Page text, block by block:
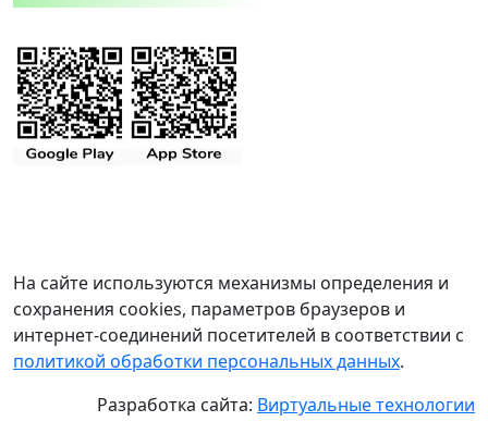
На сайте используются механизмы определения и
сохранения cookies, параметров браузеров и
интернет-соединений посетителей в соответствии с
политикой обработки персональных данных.
Разработка сайта: Виртуальные технологии